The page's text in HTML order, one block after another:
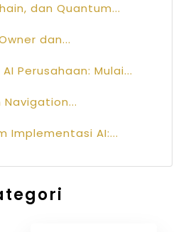
dan Quantum...
dan...
Perusahaan: Mulai...
Navigation...
Implementasi AI:...